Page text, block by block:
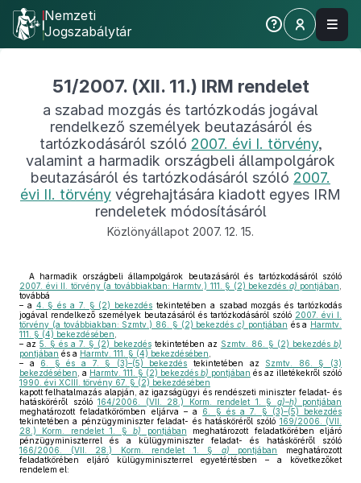
Nemzeti
Jogszabálytár
51/2007. (XII. 11.) IRM rendelet
a szabad mozgás és tartózkodás jogával
rendelkező személyek beutazásáról és
tartózkodásáról szóló 2007. évi I. törvény,
valamint a harmadik országbeli állampolgárok
beutazásáról és tartózkodásáról szóló 2007.
évi II. törvény végrehajtására kiadott egyes IRM
rendeletek módosításáról
Közlönyállapot 2007. 12. 15.
A harmadik országbeli állampolgárok beutazásáról és tartózkodásáról szóló
2007. évi II. törvény (a továbbiakban: Harmtv.) 111. § (2) bekezdés a) pontjában
továbbá
– a 4. § és a 7. § (2) bekezdés tekintetében a szabad mozgás és tartózkodás
jogával rendelkező személyek beutazásáról és tartózkodásáról szóló 2007. évi I.
törvény (a továbbiakban: Szmtv.) 86. § (2) bekezdés c) pontjában és a Harmtv.
111. § (4) bekezdésében
– az5. § és a 7. § (2) bekezdéstekintetében az Szmtv. 86. § (2) bekezdésb)
pontjában és a Harmtv. 111. § (4) bekezdésében
– a 6. § és a 7. § (3)–(5) bekezdés tekintetében az Szmtv. 86. § (3)
bekezdésében , a Harmtv. 111. § (2) bekezdés b) pontjában és az illetékekről szóló
1990. évi XCIII. törvény 67. § (2) bekezdésében
kapott felhatalmazás alapján, az igazságügyi és rendészeti miniszter feladat- és
hatásköréről szóló 164/2006. (VII. 28.) Korm. rendelet 1. § g)–h) pontjában
meghatározott feladatkörömben eljárva – a 6. § és a 7. § (3)–(5) bekezdés
tekintetében a pénzügyminiszter feladat- és hatásköréről szóló 169/2006. (VII.
28.) Korm. rendelet 1. §b) pontjában meghatározott feladatkörében eljáró
pénzügyminiszterrel és a külügyminiszter feladat- és hatásköréről szóló
166/2006. (VII. 28.) Korm. rendelet 1. § a) pontjában
meghatározott
feladatkörében eljáró külügyminiszterrel egyetértésben – a következőket
rendelem el: